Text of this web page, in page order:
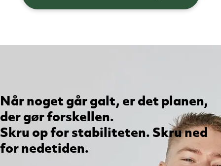
Når noget går galt, er det planen,
der gør forskellen.
Skru op for stabiliteten. Skru ned
for nedetiden.